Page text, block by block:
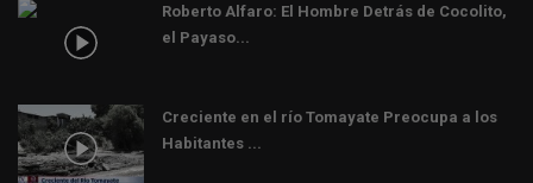
Roberto Alfaro: El Hombre Detrás de Cocolito,
el Payaso...
Creciente en el río Tomayate Preocupa a los
Habitantes ...